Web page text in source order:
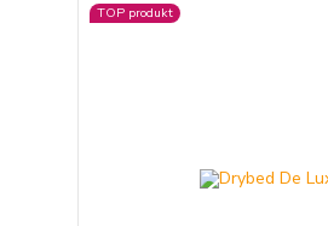
TOP produkt